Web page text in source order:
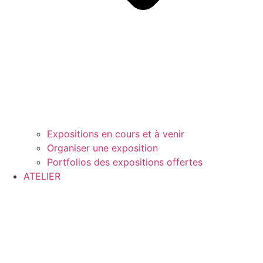
Expositions en cours et à venir
Organiser une exposition
Portfolios des expositions offertes
ATELIER